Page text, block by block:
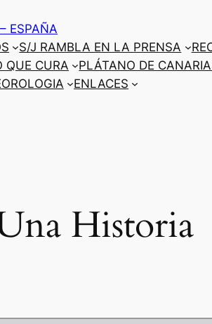
ESPAÑA
S/J RAMBLA EN LA PRENSA
QUE CURA PLÁTANO DE
ENLACES
Historia